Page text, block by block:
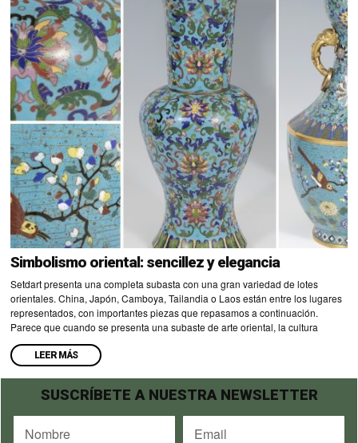
Simbolismo oriental: sencillez y elegancia
Setdart presenta una completa subasta con una gran variedad de lotes
orientales. China, Japón, Camboya, Tailandia o Laos están entre los lugares
representados, con importantes piezas que repasamos a continuación.
Parece que cuando se presenta una subaste de arte oriental, la cultura
LEER MÁS
SUSCRÍBETE A NUESTRA NEWSLETTER